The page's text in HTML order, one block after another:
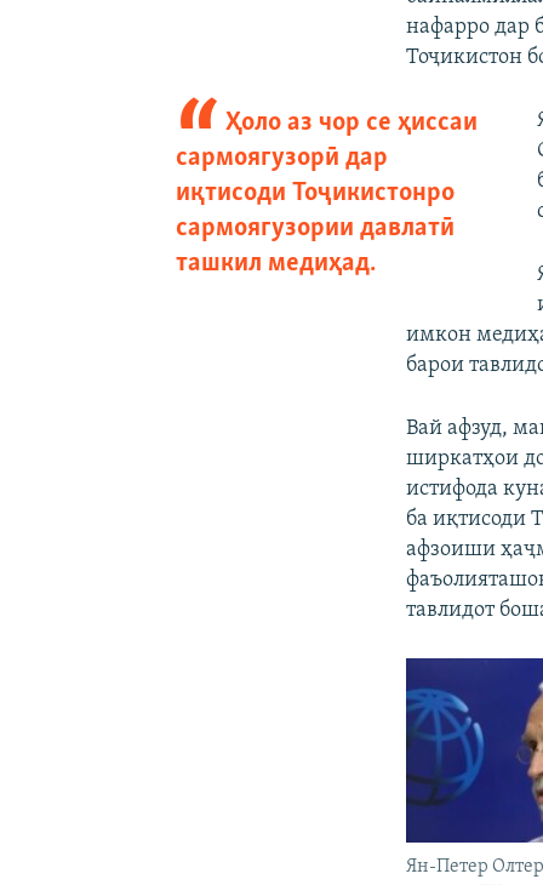
нафарро дар
Тоҷикистон
Ҳоло аз чор се ҳиссаи
сармоягузорӣ дар
иқтисоди Тоҷикистонро
сармоягузории давлатӣ
ташкил медиҳад.
имкон
барои
Вай афзуд,
ширкатҳои
истифода
ба иқтисоди
афзоиши
тавлидот
Ян-Петер